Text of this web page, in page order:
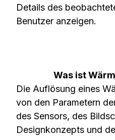
Details des
Benutzer anzeigen.
Was ist
Die Auflösung eines
von den Parametern
des Sensors, des
Designkonzepts und